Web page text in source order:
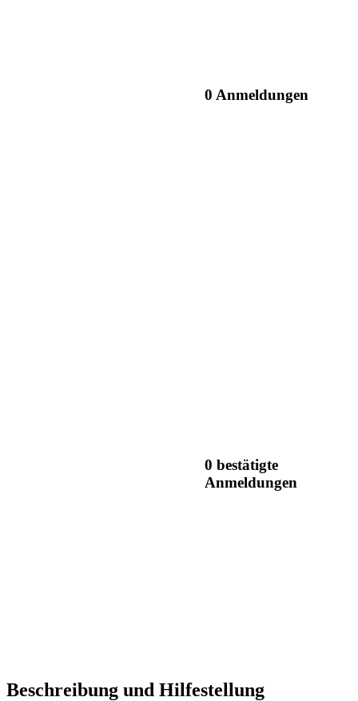
0 Anmeldungen
0 bestätigte
Anmeldungen
Beschreibung und Hilfestellung